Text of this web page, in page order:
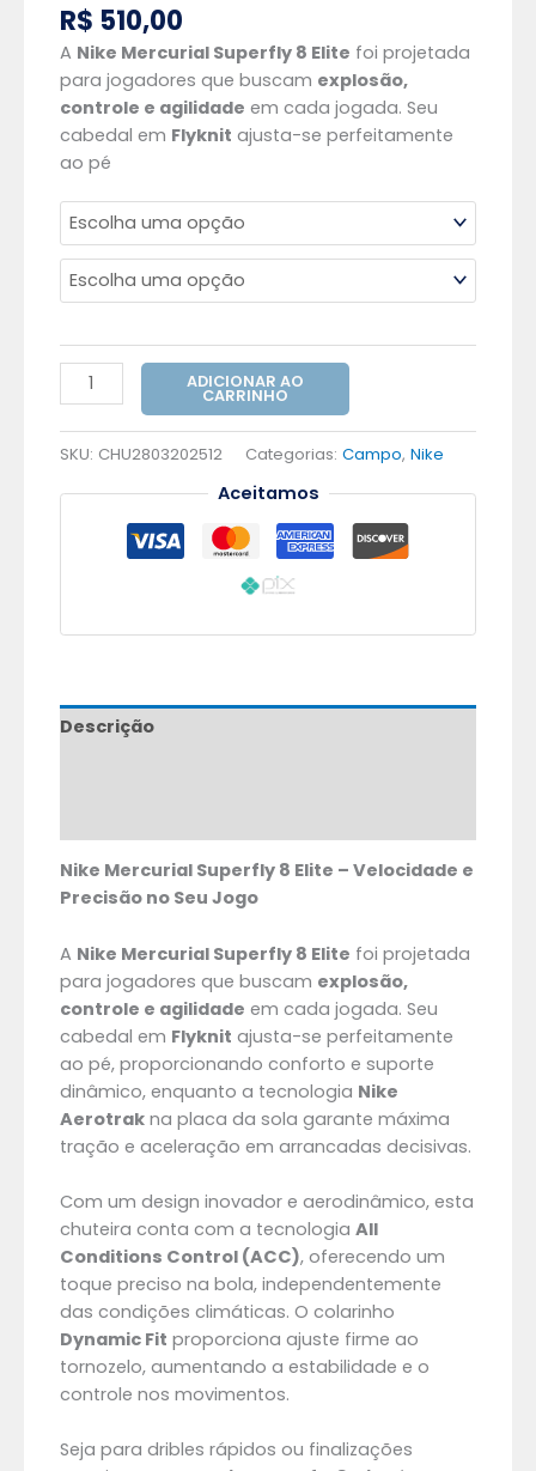
R$ 510,00
A Nike Mercurial Superfly 8 Elite foi projetada
para jogadores que buscam explosão,
controle e agilidade em cada jogada. Seu
cabedal em Flyknit ajusta-se perfeitamente
ao pé
ADICIONAR AO
CARRINHO
SKU: CHU2803202512 Categorias: Campo, Nike
Aceitamos
Descrição
Nike Mercurial Superfly 8 Elite – Velocidade e
Precisão no Seu Jogo
A Nike Mercurial Superfly 8 Elite foi projetada
para jogadores que buscam explosão,
controle e agilidade em cada jogada. Seu
cabedal em Flyknit ajusta-se perfeitamente
ao pé, proporcionando conforto e suporte
dinâmico, enquanto a tecnologia Nike
Aerotrak na placa da sola garante máxima
tração e aceleração em arrancadas decisivas.
Com um design inovador e aerodinâmico, esta
chuteira conta com a tecnologia All
Conditions Control (ACC), oferecendo um
toque preciso na bola, independentemente
das condições climáticas. O colarinho
Dynamic Fit proporciona ajuste firme ao
tornozelo, aumentando a estabilidade e o
controle nos movimentos.
Seja para dribles rápidos ou finalizações